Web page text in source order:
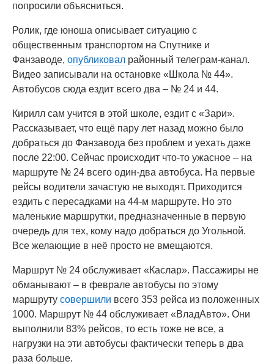
попросили объясниться.
Ролик, где юноша описывает ситуацию с
общественным транспортом на Спутнике и
Фанзаводе, опубликовал районный телеграм-канал.
Видео записывали на остановке «Школа № 44».
Автобусов сюда ездит всего два – № 24 и 44.
Кирилл сам учится в этой школе, ездит с «Зари».
Рассказывает, что ещё пару лет назад можно было
добраться до Фанзавода без проблем и уехать даже
после 22:00. Сейчас происходит что-то ужасное – на
маршруте № 24 всего один-два автобуса. На первые
рейсы водители зачастую не выходят. Приходится
ездить с пересадками на 44-м маршруте. Но это
маленькие маршрутки, предназначенные в первую
очередь для тех, кому надо добраться до Угольной.
Все желающие в неё просто не вмещаются.
Маршрут № 24 обслуживает «Каслар». Пассажиры не
обманывают – в феврале автобусы по этому
маршруту совершили всего 353 рейса из положенных
1000. Маршрут № 44 обслуживает «ВладАвто». Они
выполнили 83% рейсов, то есть тоже не все, а
нагрузки на эти автобусы фактически теперь в два
раза больше.